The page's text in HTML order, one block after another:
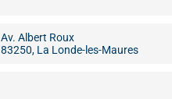
Av. Albert Roux
83250, La Londe-les-Maures